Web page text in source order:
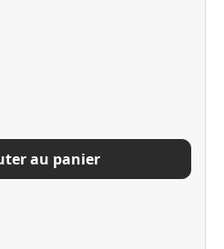
ou utilisez les boutons pour
au panier